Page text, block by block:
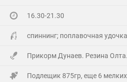
На заказе еще покидал
Отпустил, и пошел домой.
16.30-21.30
спиннинг; поплавочная удочка
Прикорм Дунаев. Резина Олта.
Подлещик 875гр, еще 6